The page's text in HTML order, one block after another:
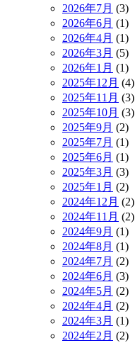
2026年7月 (3)
2026年6月 (1)
2026年4月 (1)
2026年3月 (5)
2026年1月 (1)
2025年12月 (4)
2025年11月 (3)
2025年10月 (3)
2025年9月 (2)
2025年7月 (1)
2025年6月 (1)
2025年3月 (3)
2025年1月 (2)
2024年12月 (2)
2024年11月 (2)
2024年9月 (1)
2024年8月 (1)
2024年7月 (2)
2024年6月 (3)
2024年5月 (2)
2024年4月 (2)
2024年3月 (1)
2024年2月 (2)